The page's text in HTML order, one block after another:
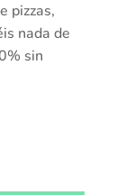
pizzas,
nada de
sin